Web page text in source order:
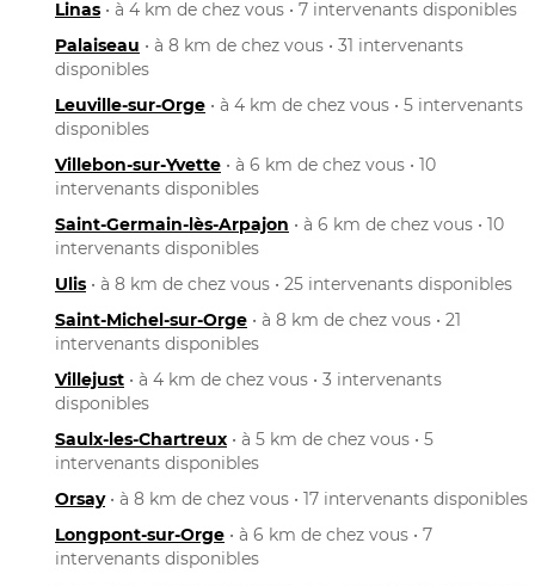
Linas • à 4 km de chez vous • 7 intervenants disponibles
Palaiseau • à 8 km de chez vous • 31 intervenants
disponibles
Leuville-sur-Orge • à 4 km de chez vous • 5 intervenants
disponibles
Villebon-sur-Yvette • à 6 km de chez vous • 10
intervenants disponibles
Saint-Germain-lès-Arpajon • à 6 km de chez vous • 10
intervenants disponibles
Ulis • à 8 km de chez vous • 25 intervenants disponibles
Saint-Michel-sur-Orge • à 8 km de chez vous • 21
intervenants disponibles
Villejust • à 4 km de chez vous • 3 intervenants
disponibles
Saulx-les-Chartreux • à 5 km de chez vous • 5
intervenants disponibles
Orsay• à 8 km de chez vous • 17 intervenants disponibles
Longpont-sur-Orge • à 6 km de chez vous • 7
intervenants disponibles